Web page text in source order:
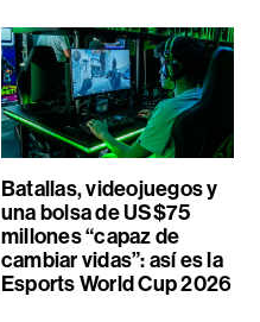
Batallas, videojuegos y
una bolsa de US$75
millones “capaz de
cambiar vidas”: así es la
Esports World Cup 2026